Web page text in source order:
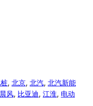
, 北京, 北汽, 北汽新能
晨风, 比亚迪, 江淮, 电动